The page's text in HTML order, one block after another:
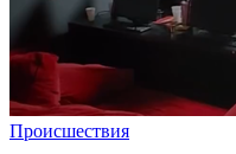
Происшествия